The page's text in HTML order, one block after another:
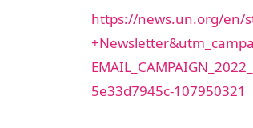
https://news.un.org/en/
5e33d7945c-107950321